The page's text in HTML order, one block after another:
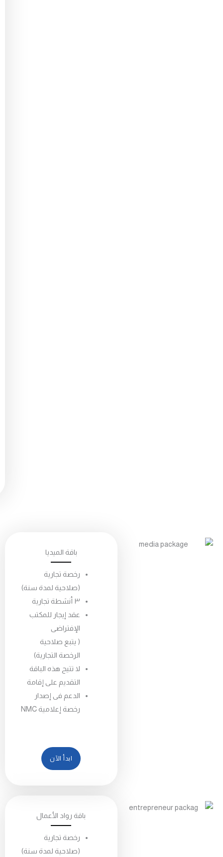
باقة الميديا
رخصة تجارية
(صلاحية لمدة سنة)
عقد إيجار للمكتب
الإفتراضى
( يتبع صلاحية
الرخصة التجارية)
لا تتيح هذه الباقة
التقديم على إقامة
الدعم فى إصدار
رخصة إعلامية NMC
ابدأ الآن
باقة رواد الأعمال
رخصة تجارية
(صلاحية لمدة سنة)